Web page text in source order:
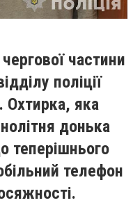
частини
поліції
яка
донька
теперішнього
телефон